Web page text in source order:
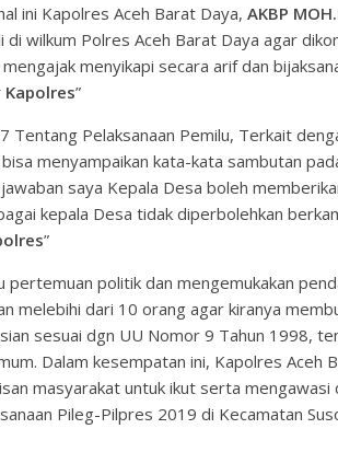
ini Kapolres Aceh Barat Daya, AKBP
wilkum Polres Aceh Barat Daya agar
menyikapi secara arif dan
Kapolres”
Tentang Pelaksanaan Pemilu, Terkait
menyampaikan kata-kata sambutan
saya Kepala Desa boleh
kepala Desa tidak diperbolehkan
”
pertemuan politik dan mengemukakan
melebihi dari 10 orang agar kiranya
sesuai dgn UU Nomor 9 Tahun 1998,
Dalam kesempatan ini, Kapolres Aceh
masyarakat untuk ikut serta
Pileg-Pilpres 2019 di Kecamatan